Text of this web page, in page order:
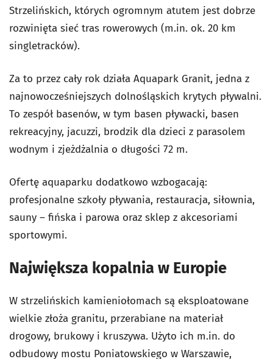
Strzelińskich, których ogromnym atutem jest dobrze
rozwinięta sieć tras rowerowych (m.in. ok. 20 km
singletracków).
Za to przez cały rok działa Aquapark Granit, jedna z
najnowocześniejszych dolnośląskich krytych pływalni.
To zespół basenów, w tym basen pływacki, basen
rekreacyjny, jacuzzi, brodzik dla dzieci z parasolem
wodnym i zjeżdżalnia o długości 72 m.
Ofertę aquaparku dodatkowo wzbogacają:
profesjonalne szkoły pływania, restauracja, siłownia,
sauny – fińska i parowa oraz sklep z akcesoriami
sportowymi.
Największa kopalnia w Europie
W strzelińskich kamieniołomach są eksploatowane
wielkie złoża granitu, przerabiane na materiał
drogowy, brukowy i kruszywa. Użyto ich m.in. do
odbudowy mostu Poniatowskiego w Warszawie,